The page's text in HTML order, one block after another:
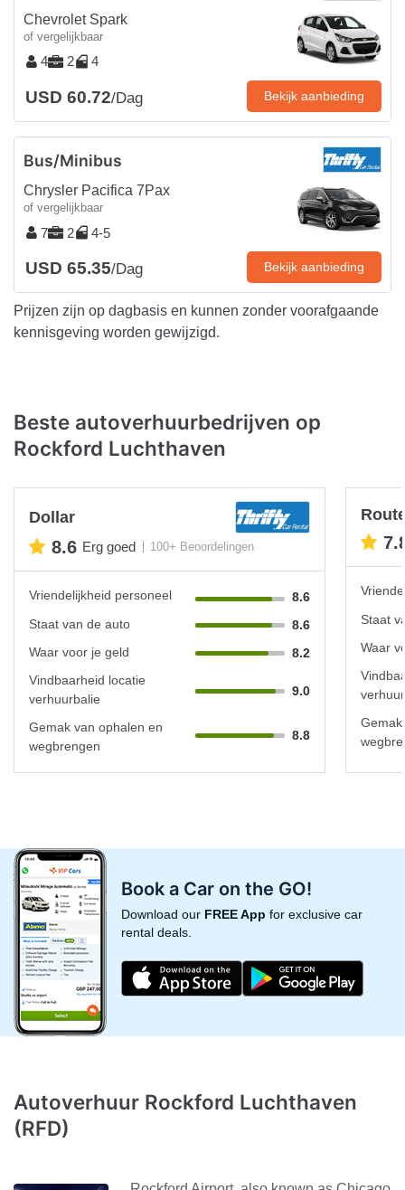
Chevrolet Spark
of vergelijkbaar
4 2 4
USD 60.72/Dag Bekijk aanbieding
Bus/Minibus
Chrysler Pacifica 7Pax
of vergelijkbaar
7 2 4-5
USD 65.35/Dag Bekijk aanbieding
Prijzen zijn op dagbasis en kunnen zonder voorafgaande
kennisgeving worden gewijzigd.
Beste autoverhuurbedrijven op
Rockford Luchthaven
Dollar
8.6 Erg goed 100+ Beoordelingen
Vriendelijkheid personeel
8.6
Staat van de auto
8.6
Waar voor je geld
8.2
Vindbaarheid locatie
verhuurbalie
9.0
Gemak van ophalen en
wegbrengen
8.8
Staat
Waar
Book a Car on the GO!
Download our FREE App for exclusive car
rental deals.
Autoverhuur Rockford Luchthaven
(RFD)